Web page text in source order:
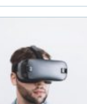
tydligt och minnesvä...